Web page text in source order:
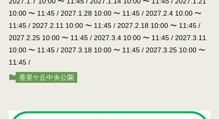
10:00〜 11:45/ 2027.1.28 10:00〜 11:45/ 2027.2.4 10:00〜
11:45/ 2027.2.11 10:00〜 11:45/ 2027.2.18 10:00〜 11:45/
2027.2.25 10:00〜 11:45/ 2027.3.4 10:00〜 11:45/ 2027.3.11
10:00〜 11:45/ 2027.3.18 10:00〜 11:45/ 2027.3.25 10:00〜
11:45/
香里ケ丘中央公園